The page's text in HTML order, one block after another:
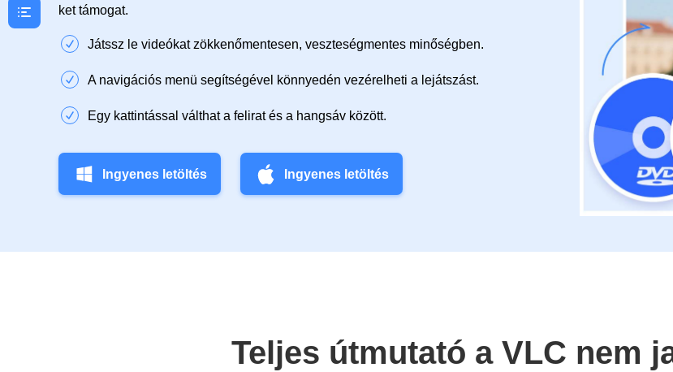
ket támogat.
Játssz le videókat zökkenőmentesen, veszteségmentes minőségben.
A navigációs menü segítségével könnyedén vezérelheti a lejátszást.
Egy kattintással válthat a felirat és a hangsáv között.
Ingyenes letöltés Ingyenes letöltés
Teljes útmutató a VLC nem